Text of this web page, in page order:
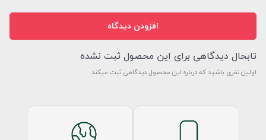
افزودن دیدگاه
تابحال دیدگاهی برای این محصول ثبت نشده
اولین نفری باشید که درباره این محصول دیدگاهی ثبت میکند